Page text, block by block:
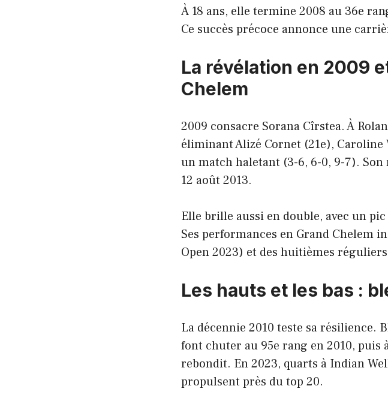
À 18 ans, elle termine 2008 au 36e
Ce succès précoce annonce une
La révélation en 2009
Chelem
2009 consacre Sorana Cîrstea. À
éliminant Alizé Cornet (21e), Caroline
un match haletant (3-6, 6-0, 9-7).
12 août 2013.
Elle brille aussi en double, avec un
Ses performances en Grand Chelem
Open 2023) et des huitièmes
Les hauts et les bas :
La décennie 2010 teste sa résilience.
font chuter au 95e rang en 2010, puis
rebondit. En 2023, quarts à Indian
propulsent près du top 20.